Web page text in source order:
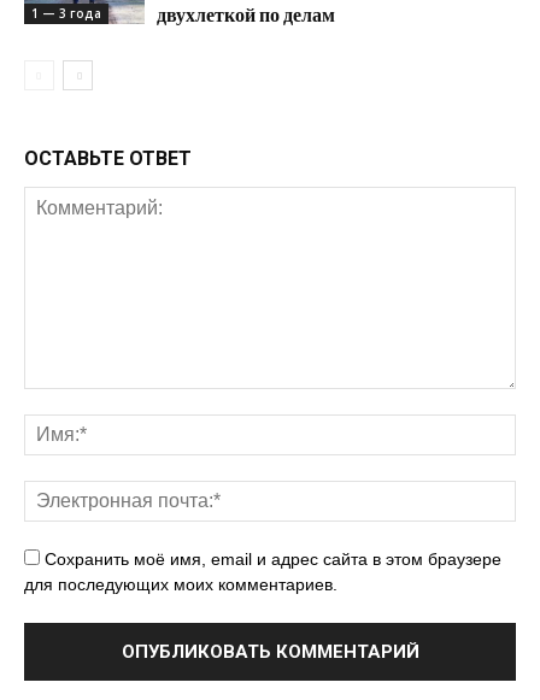
1 — 3 года
двухлеткой по делам
ОСТАВЬТЕ ОТВЕТ
Сохранить моё имя, email и адрес сайта в этом браузере
для последующих моих комментариев.